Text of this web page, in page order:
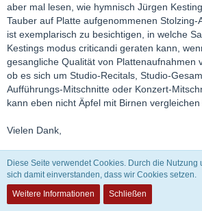
aber mal lesen, wie hymnisch Jürgen
Tauber auf Platte aufgenommenen Stolzing-
ist exemplarisch zu besichtigen, in welche
Kestings modus criticandi geraten kann,
gesangliche Qualität von Plattenaufnahmen
ob es sich um Studio-Recitals, Studio-
Aufführungs-Mitschnitte oder Konzert-
kann eben nicht Äpfel mit Birnen vergleichen
Vielen Dank,
Antalwin
Caruso41
Diese Seite verwendet Cookies. Durch die Nutzung
sich damit einverstanden, dass wir Cookies setzen.
Weitere Informationen
Schließen